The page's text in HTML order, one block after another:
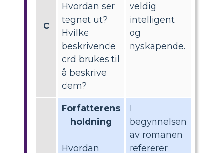
C
Hvordan ser
tegnet ut?
Hvilke
beskrivende
ord brukes til
å beskrive
dem?
veldig
intelligent
og
nyskapende.
Forfatterens
holdning
Hvordan
I
begynnelsen
av romanen
refererer